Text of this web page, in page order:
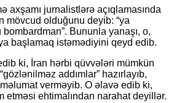
axşamı jurnalistlərə açıqlamasında
mövcud olduğunu deyib: “ya
Bununla yanaşı, o,
başlamaq istəmədiyini qeyd edib.
ki, İran hərbi qüvvələri mümkün
addımlar” hazırlayıb,
verməyib. O əlavə edib ki,
etməsi ehtimalından narahat deyillər.